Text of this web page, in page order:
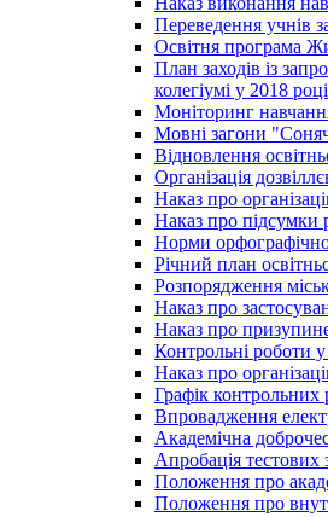
Переведення учнів
Освітня програма
План заходів із
колегіумі у 2018 році
Моніторинг
Мовні загони
Відновлення
Організація
Наказ про
Наказ про підсумки
Норми
Річний план
Розпорядження
Наказ про
Наказ про
Контрольні роботи у
Наказ про
Графік контрольних
Впровадження
Академічна
Апробація тестових
Положення про
Положення про